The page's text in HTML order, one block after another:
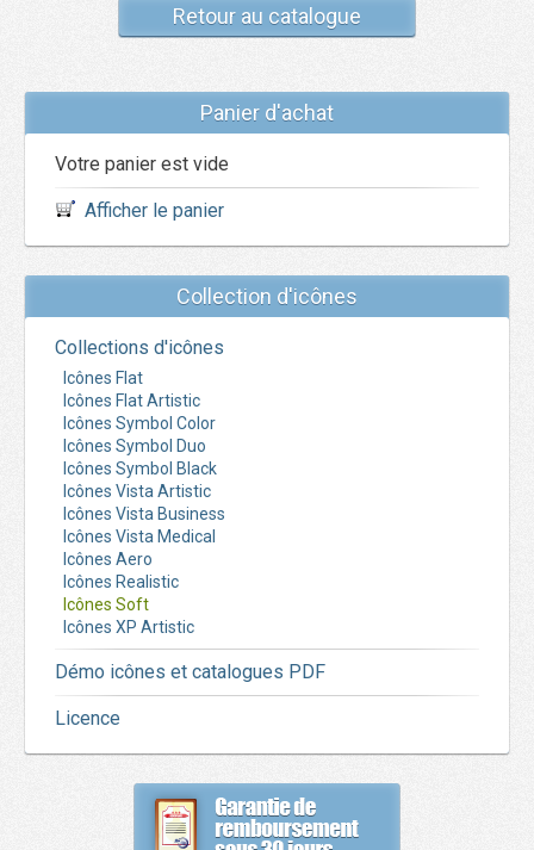
Retour au catalogue
Panier d'achat
Votre panier est vide
Afficher le panier
Collection d'icônes
Collections d'icônes
Icônes Flat
Icônes Flat Artistic
Icônes Symbol Color
Icônes Symbol Duo
Icônes Symbol Black
Icônes Vista Artistic
Icônes Vista Business
Icônes Vista Medical
Icônes Aero
Icônes Realistic
Icônes Soft
Icônes XP Artistic
Démo icônes et catalogues PDF
Licence